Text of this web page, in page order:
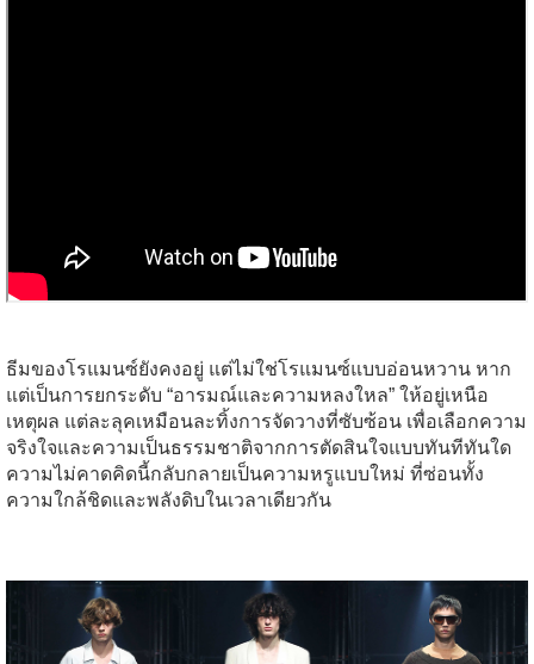
ธีมของโรแมนซ์ยังคงอยู่ แต่ไม่ใช่โรแมนซ์แบบอ่อนหวาน หาก
แต่เป็นการยกระดับ “อารมณ์และความหลงใหล” ให้อยู่เหนือ
เหตุผล แต่ละลุคเหมือนละทิ้งการจัดวางที่ซับซ้อน เพื่อเลือกความ
จริงใจและความเป็นธรรมชาติจากการตัดสินใจแบบทันทีทันใด
ความไม่คาดคิดนี้กลับกลายเป็นความหรูแบบใหม่ ที่ซ่อนทั้ง
ความใกล้ชิดและพลังดิบในเวลาเดียวกัน